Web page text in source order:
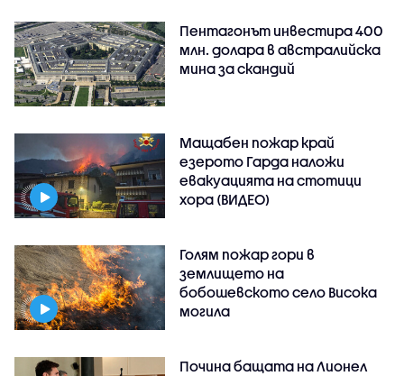
Пентагонът инвестира 400
млн. долара в австралийска
мина за скандий
Мащабен пожар край
езерото Гарда наложи
евакуацията на стотици
хора (ВИДЕО)
Голям пожар гори в
землището на
бобошевското село Висока
могила
Почина бащата на Лионел